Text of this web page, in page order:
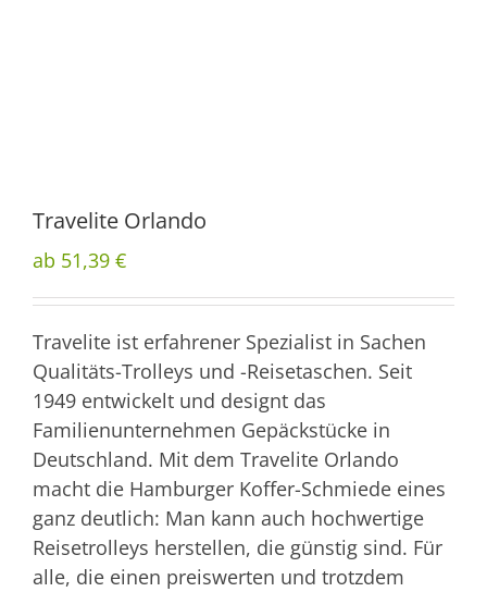
Travelite Orlando
ab 51,39 €
Travelite ist erfahrener Spezialist in Sachen
Qualitäts-Trolleys und -Reisetaschen. Seit
1949 entwickelt und designt das
Familienunternehmen Gepäckstücke in
Deutschland. Mit dem Travelite Orlando
macht die Hamburger Koffer-Schmiede eines
ganz deutlich: Man kann auch hochwertige
Reisetrolleys herstellen, die günstig sind. Für
alle, die einen preiswerten und trotzdem